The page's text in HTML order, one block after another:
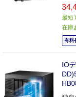
最短
在庫
有料
IO